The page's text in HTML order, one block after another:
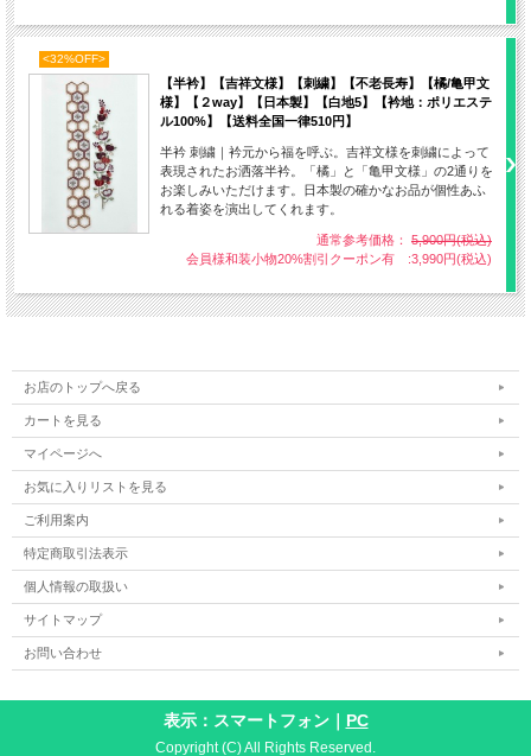
<32%OFF>
【半衿】【吉祥文様】【刺繍】【不老長寿】【橘/亀甲文
様】【２way】【日本製】【白地5】【衿地：ポリエステ
ル100%】【送料全国一律510円】
半衿 刺繍｜衿元から福を呼ぶ。吉祥文様を刺繍によって
表現されたお洒落半衿。「橘」と「亀甲文様」の2通りを
お楽しみいただけます。日本製の確かなお品が個性あふ
れる着姿を演出してくれます。
通常参考価格： 5,900円(税込)
会員様和装小物20%割引クーポン有 :3,990円(税込)
お店のトップへ戻る
カートを見る
マイページへ
お気に入りリストを見る
ご利用案内
特定商取引法表示
個人情報の取扱い
サイトマップ
お問い合わせ
表示：スマートフォン｜ PC
Copyright (C) All Rights Reserved.